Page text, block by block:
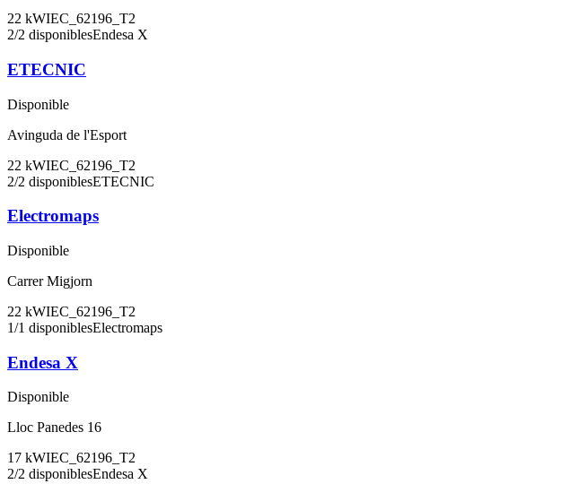
22 kWIEC_62196_T2
2/2 disponiblesEndesa X
ETECNIC
Disponible
Avinguda de l'Esport
22 kWIEC_62196_T2
2/2 disponiblesETECNIC
Electromaps
Disponible
Carrer Migjorn
22 kWIEC_62196_T2
1/1 disponiblesElectromaps
Endesa X
Disponible
Lloc Panedes 16
17 kWIEC_62196_T2
2/2 disponiblesEndesa X